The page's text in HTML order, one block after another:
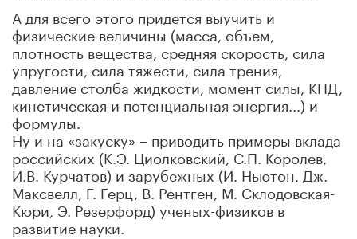
А для всего этого придется выучить и
физические величины (масса, объем,
плотность вещества, средняя скорость, сила
упругости, сила тяжести, сила трения,
давление столба жидкости, момент силы, КПД,
кинетическая и потенциальная энергия...) и
формулы.
Ну и на «закуску» – приводить примеры вклада
российских (К.Э. Циолковский, С.П. Королев,
И.В. Курчатов) и зарубежных (И. Ньютон, Дж.
Максвелл, Г. Герц, В. Рентген, М. Склодовская-
Кюри, Э. Резерфорд) ученых-физиков в
развитие науки.